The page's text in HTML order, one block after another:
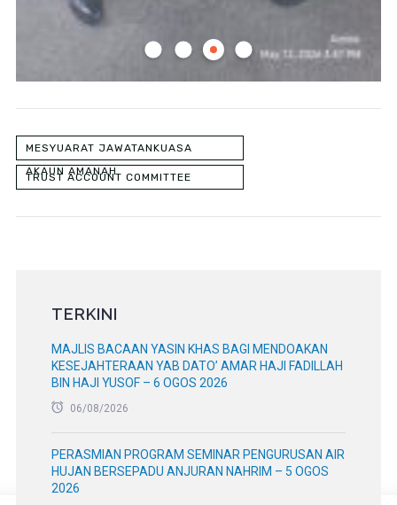
MESYUARAT JAWATANKUASA
AKAUN AMANAH
TRUST ACCOUNT COMMITTEE
TERKINI
MAJLIS BACAAN YASIN KHAS BAGI MENDOAKAN
KESEJAHTERAAN YAB DATO’ AMAR HAJI FADILLAH
BIN HAJI YUSOF – 6 OGOS 2026
06/08/2026
PERASMIAN PROGRAM SEMINAR PENGURUSAN AIR
HUJAN BERSEPADU ANJURAN NAHRIM – 5 OGOS
2026